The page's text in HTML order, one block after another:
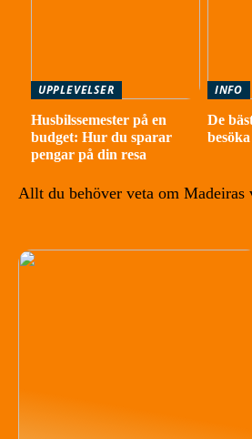
UPPLEVELSER
Husbilssemester på en
budget: Hur du sparar
pengar på din resa
INFO
De
Allt du behöver veta om Madeiras